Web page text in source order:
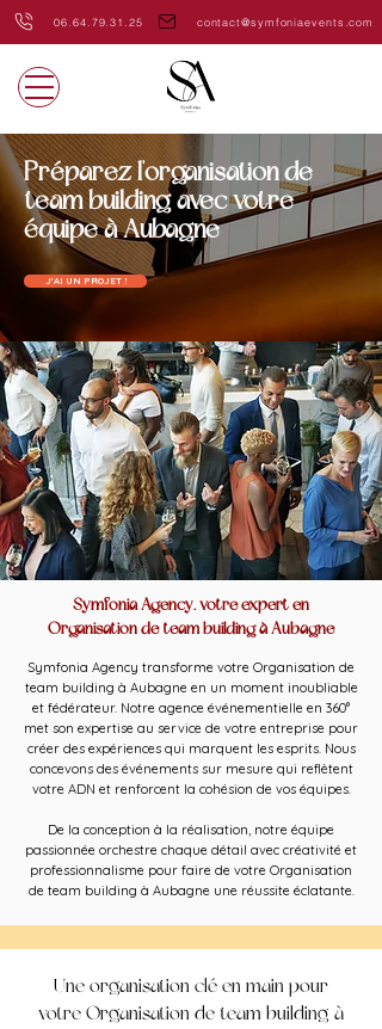
06.64.79.31.25 contact@symfoniaevents.com
Préparez l'organisation de
team building avec votre
équipe à Aubagne
J'AI UN PROJET !
Symfonia Agency, votre expert en
Organisation de team building à Aubagne
Symfonia Agency transforme votre Organisation de
team building à Aubagne en un moment inoubliable
et fédérateur. Notre agence événementielle en 360°
met son expertise au service de votre entreprise pour
créer des expériences qui marquent les esprits. Nous
concevons des événements sur mesure qui reflètent
votre ADN et renforcent la cohésion de vos équipes.
De la conception à la réalisation, notre équipe
passionnée orchestre chaque détail avec créativité et
professionnalisme pour faire de votre Organisation
de team building à Aubagne une réussite éclatante.
Une organisation clé en main pour
votre Organisation de team building à